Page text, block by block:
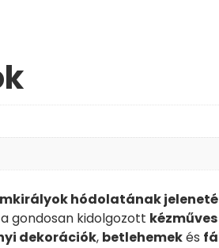
hódolatának
gondosan kidolgozott
dekorációk, betlehemekés